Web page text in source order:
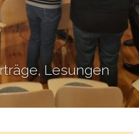
Lesungen